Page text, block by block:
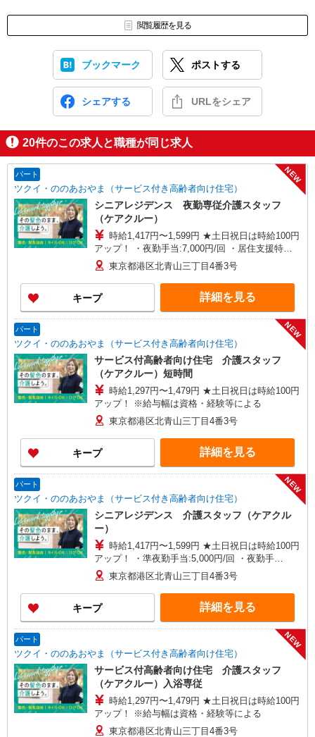
閲覧履歴を見る
ブックマーク ポストする
シェアする URLをシェア
20件のこの求人と職種が同じ求人
パート
ツクイ・ののあおやま（サービス付き高齢者向け住宅）
NEW
シニアレジデンス 夜勤専従介護スタッフ
（ケアクルー）
時給1,417円〜1,599円 ★土日祝日は時給100円
アップ！ ・夜勤手当:7,000円/回 ・居住支援特別
手当:120円/時給含む ※1日勤務の給与例（時給＋
夜勤手当）:18,336円〜19,792円 ※給与幅は資格・
経験等による
東京都港区北青山三丁目4番3号
キープ 詳細を見る
パート
ツクイ・ののあおやま（サービス付き高齢者向け住宅）
NEW
サービス付高齢者向け住宅 介護スタッフ
（ケアクルー）短時間
時給1,297円〜1,479円 ★土日祝日は時給100円
アップ！ ※給与幅は資格・経験等による
東京都港区北青山三丁目4番3号
キープ 詳細を見る
パート
ツクイ・ののあおやま（サービス付き高齢者向け住宅）
NEW
シニアレジデンス 介護スタッフ（ケアクル
ー）
時給1,417円〜1,599円 ★土日祝日は時給100円
アップ！ ・準夜勤手当:5,000円/回 ・夜勤手
当:7,000円/回 ・居住支援特別手当:120円/時給含む
※給与幅は資格・経験等による
東京都港区北青山三丁目4番3号
キープ 詳細を見る
パート
ツクイ・ののあおやま（サービス付き高齢者向け住宅）
NEW
サービス付高齢者向け住宅 介護スタッフ
（ケアクルー）入浴専従
時給1,297円〜1,479円 ★土日祝日は時給100円
アップ！ ※給与幅は資格・経験等による
東京都港区北青山三丁目4番3号